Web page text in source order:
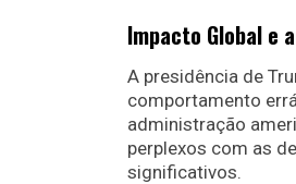
Impacto Global e
A presidência de
comportamento
administração
perplexos com as
significativos.